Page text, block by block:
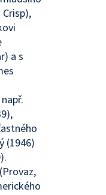
a s
(1946)